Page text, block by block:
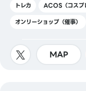
トレカ
ACOS（コスプ
オンリーショップ（催事）
MAP